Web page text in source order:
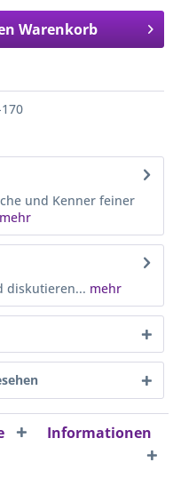
Warenkorb
170
und Kenner feiner
mehr
diskutieren... mehr
Informationen